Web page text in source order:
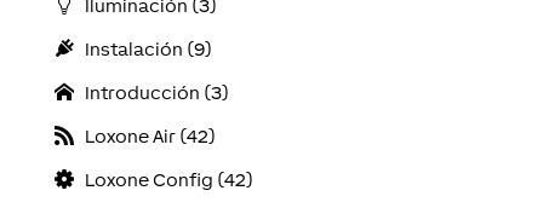
Iluminación (3)
Instalación (9)
Introducción (3)
Loxone Air (42)
Loxone Config (42)